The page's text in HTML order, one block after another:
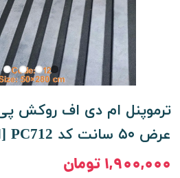
ترموپنل ام دی اف روکش
عرض ۵۰ سانت کد PC712 [انبار تهران]
۱,۹۰۰,۰۰۰ تومان